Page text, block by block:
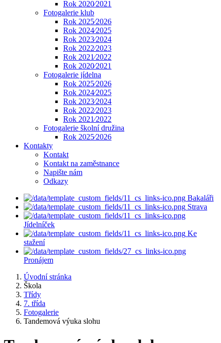
Rok 2020⁄2021
Fotogalerie klub
Rok 2025⁄2026
Rok 2024⁄2025
Rok 2023⁄2024
Rok 2022⁄2023
Rok 2021⁄2022
Rok 2020⁄2021
Fotogalerie jídelna
Rok 2025⁄2026
Rok 2024⁄2025
Rok 2023⁄2024
Rok 2022⁄2023
Rok 2021⁄2022
Fotogalerie školní družina
Rok 2025⁄2026
Kontakty
Kontakt
Kontakt na zaměstnance
Napište nám
Odkazy
Bakaláři
Strava
Jídelníček
Ke
stažení
Pronájem
Úvodní stránka
Škola
Třídy
7. třída
Fotogalerie
Tandemová výuka slohu